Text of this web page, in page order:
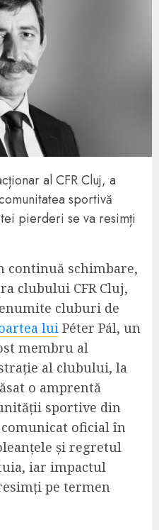
al CFR Cluj, a
sportivă
pierderi se va resimți
schimbare,
clubului CFR Cluj,
cluburi de
lui Péter Pál, un
membru al
al clubului, la
o amprentă
sportive din
oficial în
și regretul
iar impactul
pe termen